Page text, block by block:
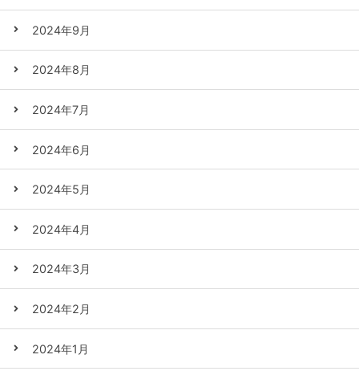
2024年9月
2024年8月
2024年7月
2024年6月
2024年5月
2024年4月
2024年3月
2024年2月
2024年1月